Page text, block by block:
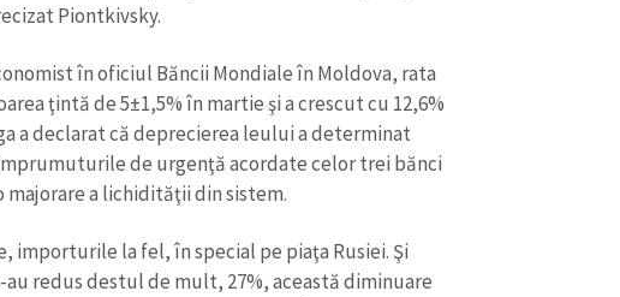
Piontkivsky.
în oficiul Băncii Mondiale în Moldova, rata
ţintă de 5±1,5% în martie şi a crescut cu 12,6%
a declarat că deprecierea leului a determinat
de urgenţă acordate celor trei bănci
a lichidităţii din sistem.
importurile la fel, în special pe piaţa Rusiei. Şi
redus destul de mult, 27%, această diminuare